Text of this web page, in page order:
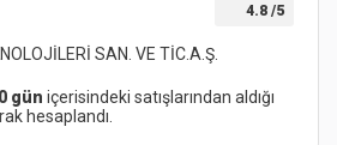
4.8 /5
SAN. VE TİC.A.Ş.
gün içerisindeki satışlarından aldığı
hesaplandı.